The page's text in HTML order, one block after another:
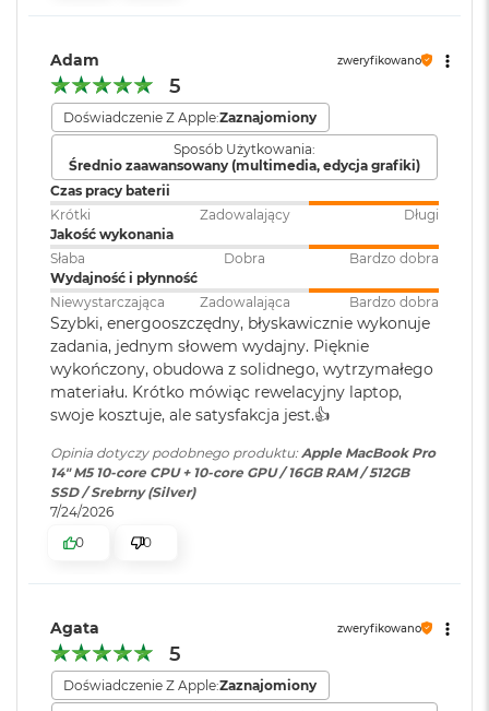
B
M
a
c
B
o
k
A
i
r
T
B
M
a
c
B
o
k
A
i
r
M
a
c
B
o
Stałe częstotliwości odświeżania: 47,95 Hz, 48,00 Hz, 50,00 Hz,
59,94 Hz, 60,00 Hz
Chip
Apple M5
10-rdzeniowe CPU z 4 rdzeniami zapewniającymi wydajność i 6
rdzeniami energooszczędnymii
10-rdzeniowe GPU
16-rdzeniowy system Neural Engine
Sprzętowa akceleracja ray tracingu
Silnik dekodowania wideo
Silnik kodowania wideo
6K przy 60 Hz podłączonych do
wyświetlacza do 6K przy 60 Hz
Thunderbolt i jednego
wyświetlacza do 4K przy 144 Hz
podłączonego do portu HDMI
Odtwarzanie wideo
Obsługiwane formaty: m.in.
HEVC,H.264, AV1 i ProRes; HDR z
Dolby Vision, HDR10 i HLG
Odtwarzanie
dźwięku
Obsługiwane formaty: m.in.
AAC, MP3, Apple Lossless FLAC
Dolby Digital, Dolby Digital
Plus i Dolby Atmos
Zainstalowany
system operacyjny:
macOS
operacyjnego:
Dołączone
oprogramowanie:
macOS
Adam zweryfikowano
5
Doświadczenie Z Apple:Zaznajomiony
Sposób Użytkowania:
Średnio zaawansowany (multimedia, edycja grafiki)
Czas pracy baterii
Krótki
Zadowalający
Długi
Jakość wykonania
Słaba
Dobra
Bardzo dobra
Wydajność i płynność
Niewystarczająca
Zadowalająca Bardzo dobra
Szybki, energooszczędny, błyskawicznie wykonuje
zadania, jednym słowem wydajny. Pięknie
wykończony, obudowa z solidnego, wytrzymałego
materiału. Krótko mówiąc rewelacyjny laptop,
swoje kosztuje, ale satysfakcja jest.👍
Opinia dotyczy podobnego produktu: Apple MacBook Pro
14" M5 10-core CPU + 10-core GPU / 16GB RAM / 512GB
SSD / Srebrny (Silver)
7/24/2026
0
0
Agata zweryfikowano
5
Doświadczenie Z Apple:Zaznajomiony